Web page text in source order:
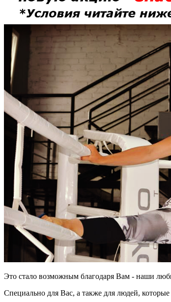
Это стало возможным благодаря Вам - наши
Специально для Вас, а также для людей,